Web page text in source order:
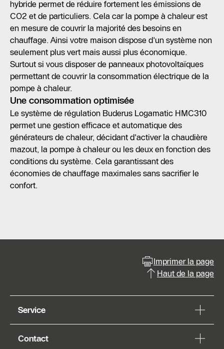
hybride permet de réduire fortement les émissions de
CO2 et de particuliers. Cela car la pompe à chaleur est
en mesure de couvrir la majorité des besoins en
chauffage. Ainsi votre maison dispose d'un système non
seulement plus vert mais aussi plus économique.
Surtout si vous disposer de panneaux photovoltaïques
permettant de couvrir la consommation électrique de la
pompe à chaleur.
Une consommation optimisée
Le système de régulation Buderus Logamatic HMC310
permet une gestion efficace et automatique des
générateurs de chaleur, décidant d'activer la chaudière
mazout, la pompe à chaleur ou les deux en fonction des
conditions du système. Cela garantissant des
économies de chauffage maximales sans sacrifier le
confort.
Imprimer la page
Haut de la page
Service
Contact